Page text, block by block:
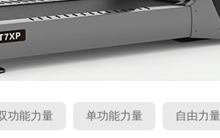
功能力量 单功能力量 自由力量